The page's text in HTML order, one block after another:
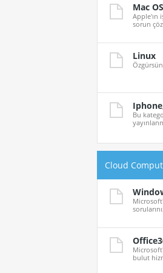
Mac
Apple'ın
sorun
Linux
Bu
Cloud
bulut